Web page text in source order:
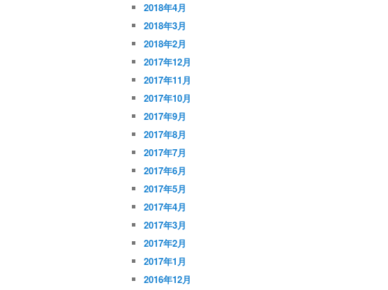
2018年4月
2018年3月
2018年2月
2017年12月
2017年11月
2017年10月
2017年9月
2017年8月
2017年7月
2017年6月
2017年5月
2017年4月
2017年3月
2017年2月
2017年1月
2016年12月